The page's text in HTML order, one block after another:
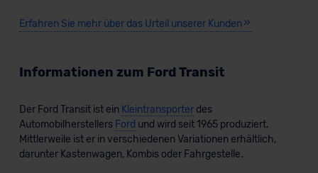
KI-generiert
Erfahren Sie mehr über das Urteil unserer Kunden
Informationen zum Ford Transit
Der Ford Transit ist ein Kleintransporterdes
Automobilherstellers Ford und wird seit 1965 produziert.
Mittlerweile ist er in verschiedenen Variationen erhältlich,
darunter Kastenwagen, Kombis oder Fahrgestelle.